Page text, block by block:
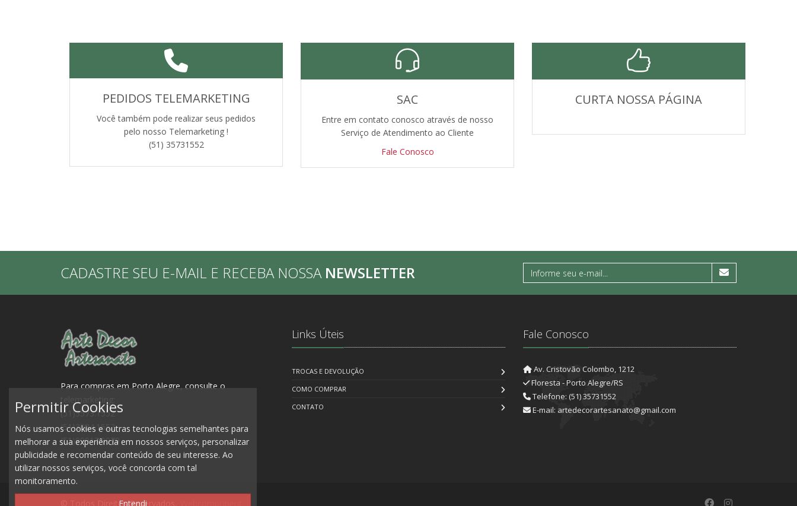
PEDIDOS TELEMARKETING
Você também pode realizar seus pedidos
pelo nosso Telemarketing !
(51) 35731552
SAC
Entre em contato conosco através de nosso
Serviço de Atendimento ao Cliente
Fale Conosco
CURTA NOSSA PÁGINA
CADASTRE SEU E-MAIL E RECEBA NOSSA NEWSLETTER
Para compras em Porto Alegre, consulte o
telemarketing:
(51)3573.1552
(51)3084.1552
(51)99917.0979
Links Úteis
TROCAS E DEVOLUÇÃO
COMO COMPRAR
CONTATO
Fale Conosco
Av. Cristovão Colombo, 1212
Floresta - Porto Alegre/RS
Telefone: (51) 35731552
E-mail: artedecorartesanato@gmail.com
© Todos Direitos Reservados.
Permitir Cookies
Nós usamos cookies e outras tecnologias semelhantes para
melhorar a sua experiência em nossos serviços, personalizar
publicidade e recomendar conteúdo de seu interesse. Ao
utilizar nossos serviços, você concorda com tal
monitoramento.
Entendi